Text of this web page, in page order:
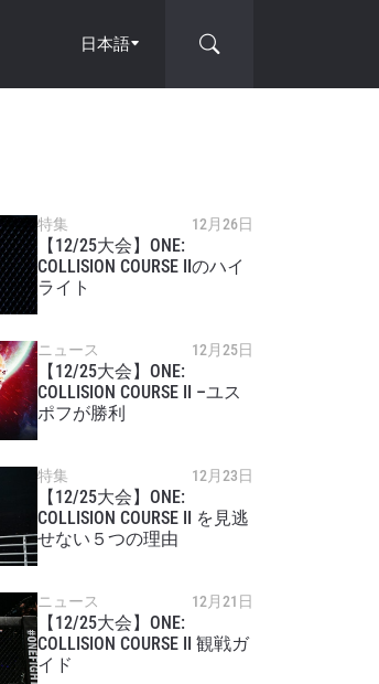
日本語
特集 12月26日
【12/25大会】ONE:
COLLISION COURSE IIのハイ
ライト
ニュース 12月25日
【12/25大会】ONE:
COLLISION COURSE II –ユス
ポフが勝利
特集 12月23日
【12/25大会】ONE:
COLLISION COURSE II を見逃
せない５つの理由
ニュース 12月21日
【12/25大会】ONE:
COLLISION COURSE II 観戦ガ
イド